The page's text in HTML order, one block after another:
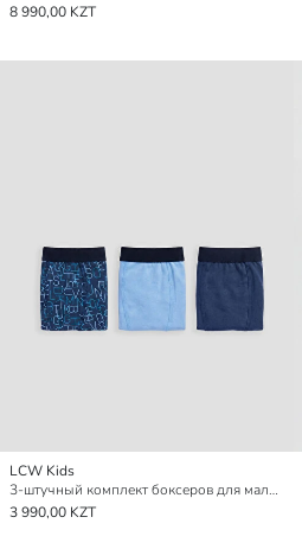
8 990,00 KZT
LCW Kids
3-штучный комплект боксеров для мальчиков
3 990,00 KZT